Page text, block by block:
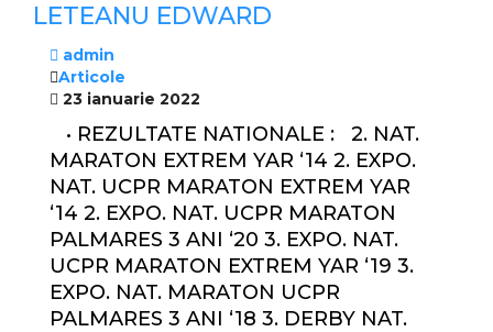
LETEANU EDWARD
admin
Articole
23 ianuarie 2022
• REZULTATE NATIONALE : 2. NAT.
MARATON EXTREM YAR ‘14 2. EXPO.
NAT. UCPR MARATON EXTREM YAR
‘14 2. EXPO. NAT. UCPR MARATON
PALMARES 3 ANI ‘20 3. EXPO. NAT.
UCPR MARATON EXTREM YAR ‘19 3.
EXPO. NAT. MARATON UCPR
PALMARES 3 ANI ‘18 3. DERBY NAT.